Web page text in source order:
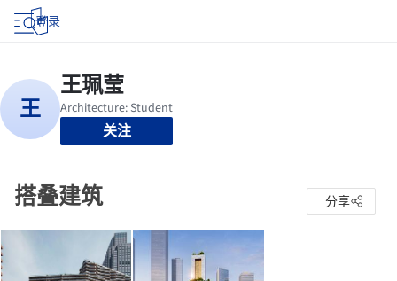
登录
关注
搭叠建筑 分享